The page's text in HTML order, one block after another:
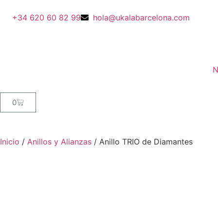
+34 620 60 82 99 hola@ukalabarcelona.com
0
Inicio / Anillos y Alianzas / Anillo TRIO de Diamantes